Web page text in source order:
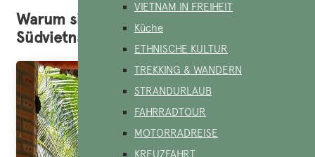
VIETNAM IN FREIHEIT
Küche
ETHNISCHE KULTUR
TREKKING & WANDERN
STRANDURLAUB
FAHRRADTOUR
MOTORRADREISE
KREUZFAHRT
Warum sind Hängematten-Cafés in
Südvietnam so toll?